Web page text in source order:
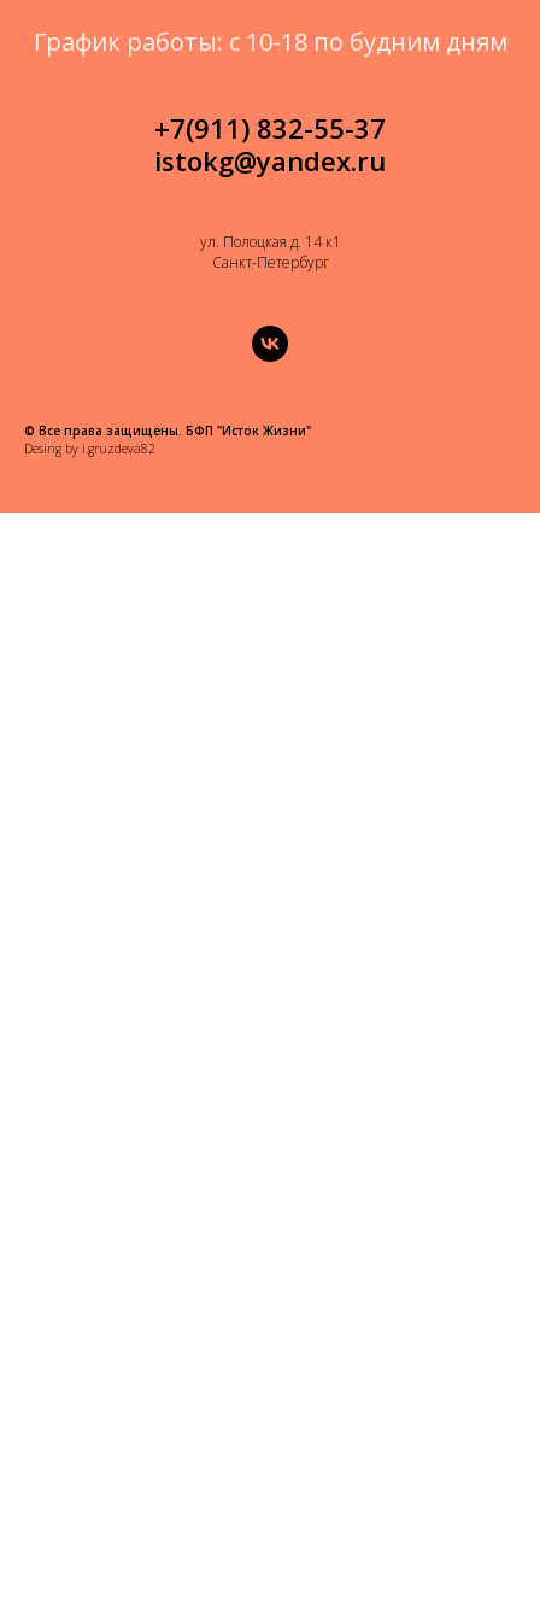
График работы: с 10-18 по будним дням
+7(911) 832-55-37
istokg@yandex.ru
ул. Полоцкая д. 14 к1
Санкт-Петербург
© Все права защищены. БФП "Исток Жизни"
Desing by i.gruzdeva82